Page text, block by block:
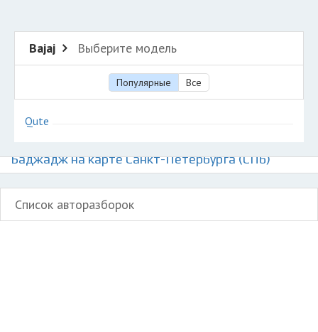
Bajaj Выберите модель
Популярные Все
Qute
Баджадж на карте Санкт-Петербурга (СПб)
Список авторазборок